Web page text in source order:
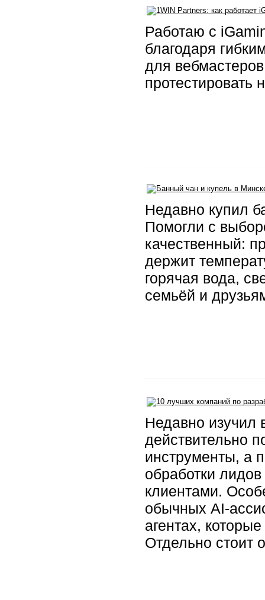
Работаю с
благодаря
для
Недавно купил
Помогли с
качественный:
держит
горячая вода,
семьёй и
Недавно изучил
действительно
инструменты, а
обработки
клиентами.
обычных AI-
агентах,
Отдельно стоит